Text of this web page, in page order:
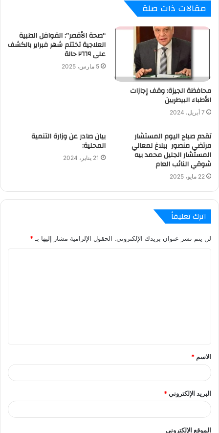
مقالات ذات صلة
محافظة الجيزة: وقف إجازات
الأطباء البيطريين
7 أبريل، 2024
“صحة الأقصر”: القوافل الطبية
العلاجية تختتم شهر فبراير بالكشف
على ٢٦٦٩ حالة
5 مارس، 2025
تقدم صباح اليوم المستشار
مرتضي منصور ببلاغ لمعالي
المستشار الجليل محمد بيه
شوقي النائب العام
22 مايو، 2025
بيان صادر عن وزارة التنمية
المحلية:
21 يناير، 2024
اترك تعليقاً
لن يتم نشر عنوان بريدك الإلكتروني. الحقول الإلزامية مشار إليها بـ *
ق
*
الاسم *
البريد الإلكتروني*
الموقع الإلكتروني